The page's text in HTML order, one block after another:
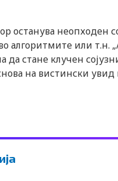
останува неопходен
алгоритмите или т.н.
стане клучен
на вистински